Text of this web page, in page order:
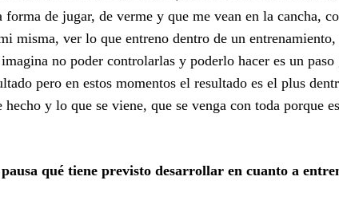
de jugar, de verme y que me vean en la cancha,
misma, ver lo que entreno dentro de un
no poder controlarlas y poderlo hacer es un
pero en estos momentos el resultado es el plus
y lo que se viene, que se venga con toda porque
qué tiene previsto desarrollar en cuanto a